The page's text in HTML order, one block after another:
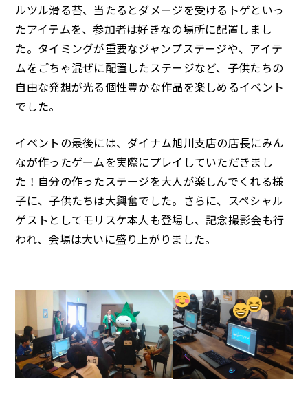
ルツル滑る苔、当たるとダメージを受けるトゲといっ
たアイテムを、参加者は好きなの場所に配置しまし
た。タイミングが重要なジャンプステージや、アイテ
ムをごちゃ混ぜに配置したステージなど、子供たちの
自由な発想が光る個性豊かな作品を楽しめるイベント
でした。
イベントの最後には、ダイナム旭川支店の店長にみん
なが作ったゲームを実際にプレイしていただきまし
た！自分の作ったステージを大人が楽しんでくれる様
子に、子供たちは大興奮でした。さらに、スペシャル
ゲストとしてモリスケ本人も登場し、記念撮影会も行
われ、会場は大いに盛り上がりました。